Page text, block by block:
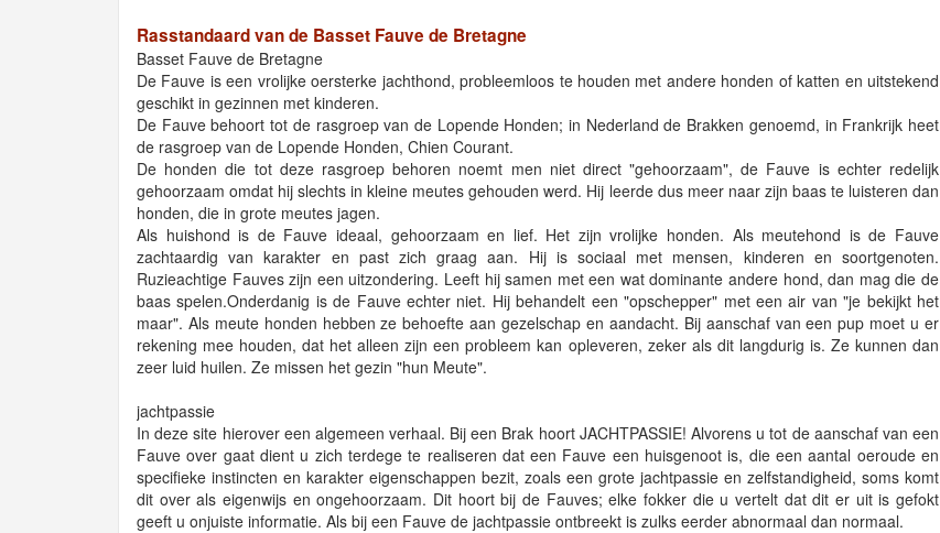
Rasstandaard van de Basset Fauve de Bretagne
Basset Fauve de Bretagne
De Fauve is een vrolijke oersterke jachthond, probleemloos te houden met andere honden of katten en uitstekend
geschikt in gezinnen met kinderen.
De Fauve behoort tot de rasgroep van de Lopende Honden; in Nederland de Brakken genoemd, in Frankrijk heet
de rasgroep van de Lopende Honden, Chien Courant.
De honden die tot deze rasgroep behoren noemt men niet direct "gehoorzaam", de Fauve is echter redelijk
gehoorzaam omdat hij slechts in kleine meutes gehouden werd. Hij leerde dus meer naar zijn baas te luisteren dan
honden, die in grote meutes jagen.
Als huishond is de Fauve ideaal, gehoorzaam en lief. Het zijn vrolijke honden. Als meutehond is de Fauve
zachtaardig van karakter en past zich graag aan. Hij is sociaal met mensen, kinderen en soortgenoten.
Ruzieachtige Fauves zijn een uitzondering. Leeft hij samen met een wat dominante andere hond, dan mag die de
baas spelen.Onderdanig is de Fauve echter niet. Hij behandelt een "opschepper" met een air van "je bekijkt het
maar". Als meute honden hebben ze behoefte aan gezelschap en aandacht. Bij aanschaf van een pup moet u er
rekening mee houden, dat het alleen zijn een probleem kan opleveren, zeker als dit langdurig is. Ze kunnen dan
zeer luid huilen. Ze missen het gezin "hun Meute".
jachtpassie
In deze site hierover een algemeen verhaal. Bij een Brak hoort JACHTPASSIE! Alvorens u tot de aanschaf van een
Fauve over gaat dient u zich terdege te realiseren dat een Fauve een huisgenoot is, die een aantal oeroude en
specifieke instincten en karakter eigenschappen bezit, zoals een grote jachtpassie en zelfstandigheid, soms komt
dit over als eigenwijs en ongehoorzaam. Dit hoort bij de Fauves; elke fokker die u vertelt dat dit er uit is gefokt
geeft u onjuiste informatie. Als bij een Fauve de jachtpassie ontbreekt is zulks eerder abnormaal dan normaal.